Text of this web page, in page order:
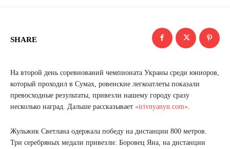
SHARE
На второй день соревнований чемпионата Украны среди юниоров,
который проходил в Сумах, ровенские легкоатлеты показали
превосходные результаты, привезли нашему городу сразу
несколько наград. Дальше рассказывает «irivnyanyn.com»
Жульжик Светлана одержала победу на дистанции 800 метров.
Три серебряных медали привезли: Боровец Яна, на дистанции